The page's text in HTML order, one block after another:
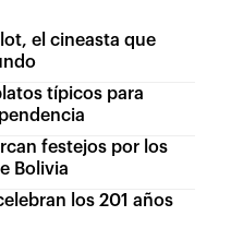
el cineasta que
típicos para
festejos por los
Bolivia
los 201 años